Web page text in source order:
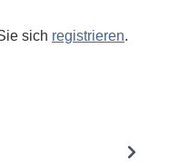
sich registrieren.